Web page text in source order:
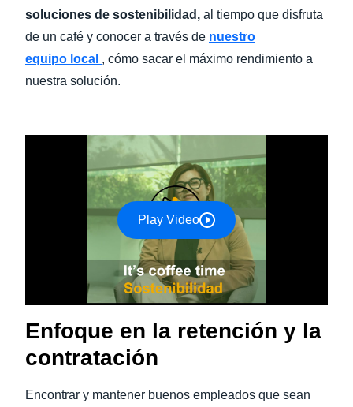
soluciones de sostenibilidad, al tiempo que disfruta
de un café y conocer a través de nuestro
equipo local , cómo sacar el máximo rendimiento a
nuestra solución.
Play Video
Enfoque en la retención y la
contratación
Encontrar y mantener buenos empleados que sean